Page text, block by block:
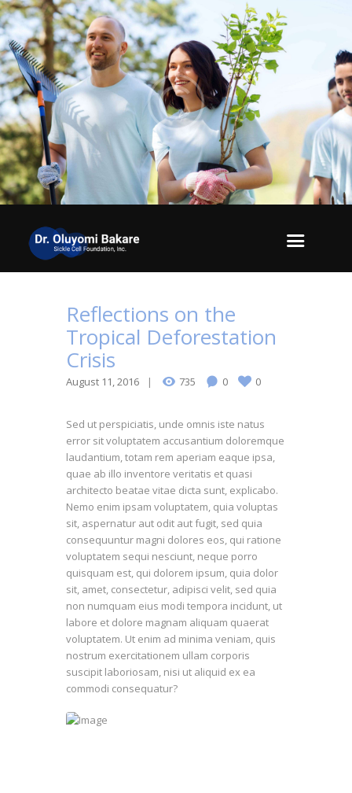
Reflections on the
Tropical Deforestation
Crisis
August 11, 2016 735 0 0
Sed ut perspiciatis, unde omnis iste natus
error sit voluptatem accusantium doloremque
laudantium, totam rem aperiam eaque ipsa,
quae ab illo inventore veritatis et quasi
architecto beatae vitae dicta sunt, explicabo.
Nemo enim ipsam voluptatem, quia voluptas
sit, aspernatur aut odit aut fugit, sed quia
consequuntur magni dolores eos, qui ratione
voluptatem sequi nesciunt, neque porro
quisquam est, qui dolorem ipsum, quia dolor
sit, amet, consectetur, adipisci velit, sed quia
non numquam eius modi tempora incidunt, ut
labore et dolore magnam aliquam quaerat
voluptatem. Ut enim ad minima veniam, quis
nostrum exercitationem ullam corporis
suscipit laboriosam, nisi ut aliquid ex ea
commodi consequatur?